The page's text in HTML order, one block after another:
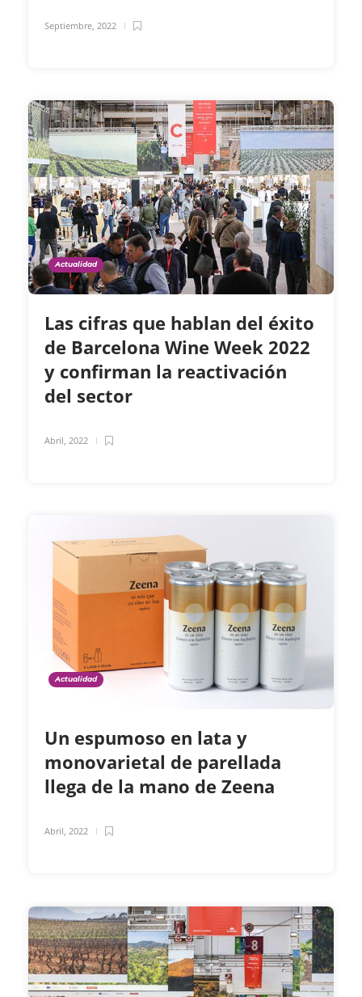
Septiembre, 2022
Actualidad
Las cifras que hablan del éxito
de Barcelona Wine Week 2022
y confirman la reactivación
del sector
Abril, 2022
Actualidad
Un espumoso en lata y
monovarietal de parellada
llega de la mano de Zeena
Abril, 2022